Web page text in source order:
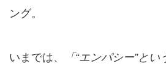
ング。
いまでは、
「“エンパシー”と